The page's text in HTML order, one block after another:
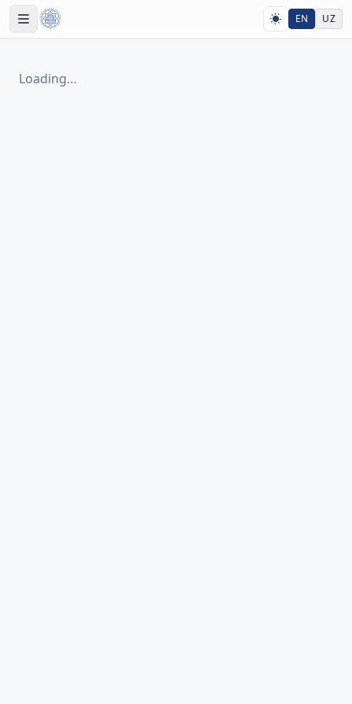
EN UZ
Loading…